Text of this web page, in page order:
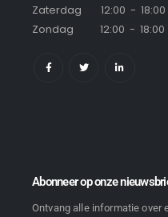
Zaterdag 12:00 - 18:00
Zondag 12:00 - 18:00
Abonneer op onze
Ontvang alle informatie over